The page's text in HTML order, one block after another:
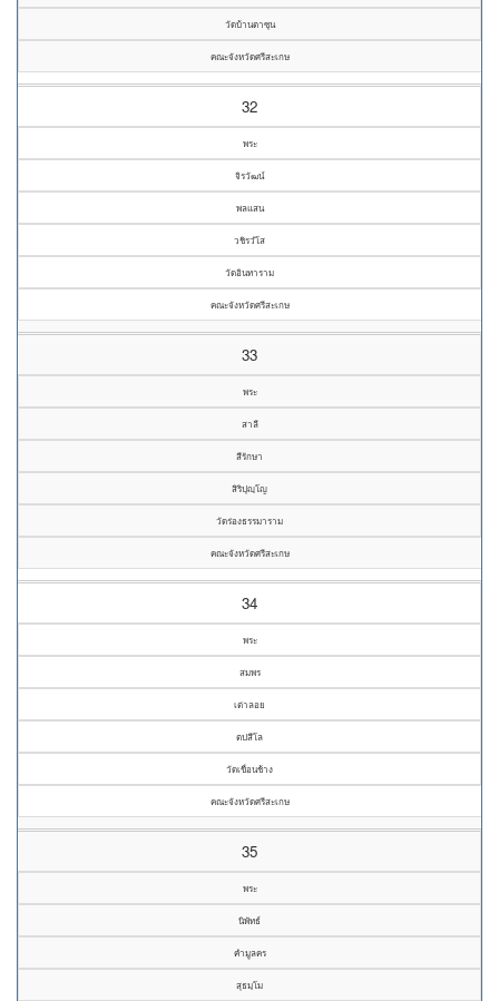
วัดบ้านตาซุน
คณะจังหวัดศรีสะเกษ
32
พระ
จิรวัฒน์
พลแสน
วชิรวํโส
วัดอินทาราม
คณะจังหวัดศรีสะเกษ
33
พระ
สาลี
สีรักษา
สิริปุญฺโญ
วัดร่องธรรมาราม
คณะจังหวัดศรีสะเกษ
34
พระ
สมพร
เต่าลอย
ตปสีโล
วัดเขื่อนช้าง
คณะจังหวัดศรีสะเกษ
35
พระ
นิพัทธ์
คำมูลคร
สุธมฺโม